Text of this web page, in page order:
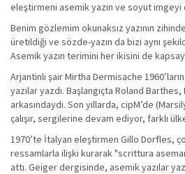
eleştirmeni asemik yazın ve soyut imgeyi
Benim gözlemim okunaksız yazının
üretildiği ve sözde-yazın da bizi aynı
Asemik yazın terimini her ikisini de
Arjantinli şair Mirtha Dermisache
yazılar yazdı. Başlangıçta Roland
arkasındaydı. Son yıllarda, cipM’de
çalışır, sergilerine devam ediyor, farklı
1970’te İtalyan eleştirmen Gillo Dorfles,
ressamlarla ilişki kurarak "scrittura
attı. Geiger dergisinde, asemik yazılar